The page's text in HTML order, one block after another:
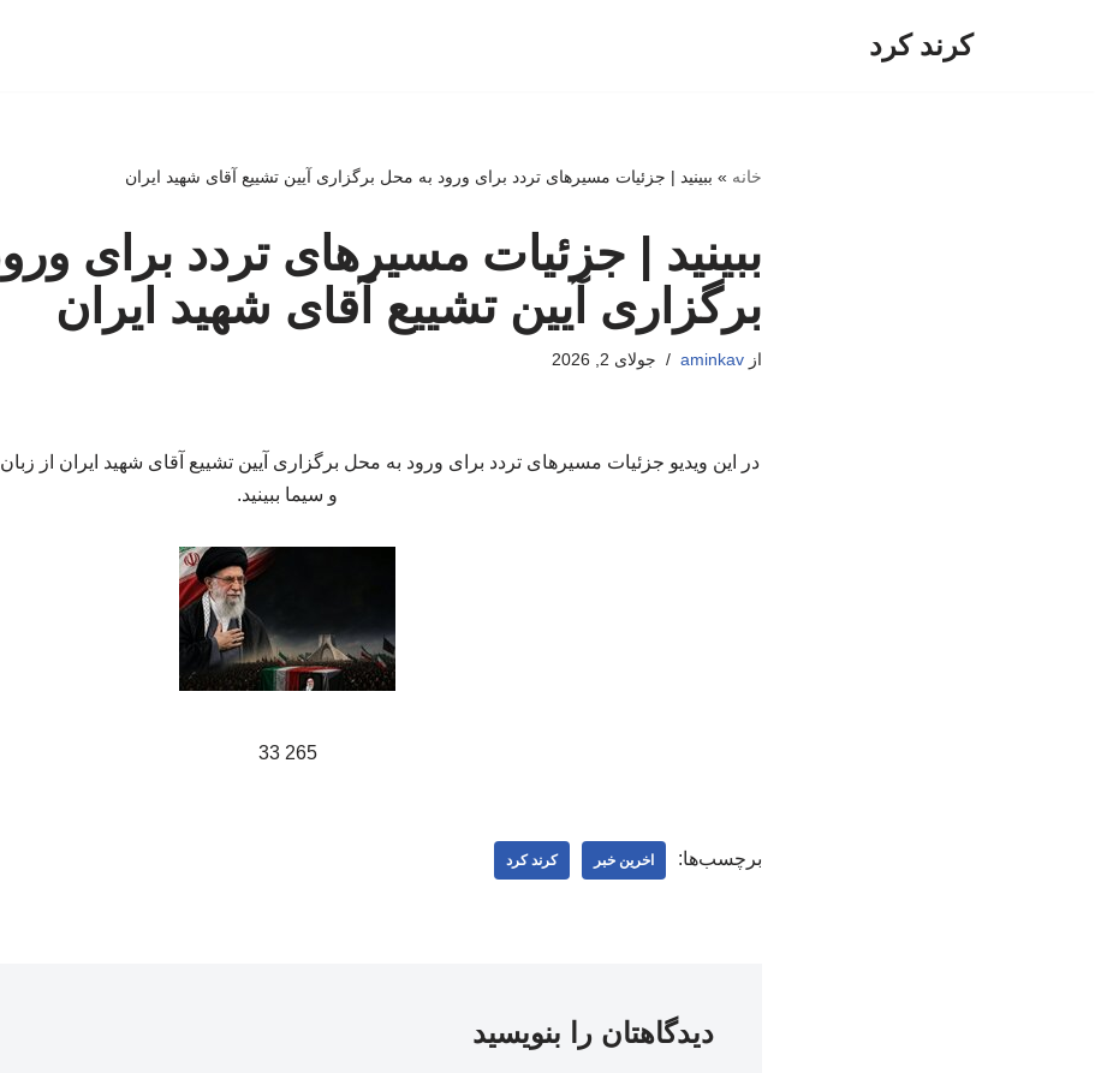
کرند کرد
خانه » ببینید | جزئیات مسیرهای تردد برای ورود به محل برگزاری آیین تشییع آقای شهید ایران
ببینید | جزئیات مسیرهای تردد برای
برگزاری آیین تشییع آقای شهید ایران
ازaminkav جولای 2, 2026
در این ویدیو جزئیات مسیرهای تردد برای ورود به محل برگزاری آیین تشییع آقای شهید ایران از
و سیما ببینید.
265 33
برچسب‌ها: اخرین خبر کرند کرد
دیدگاهتان را بنویسید